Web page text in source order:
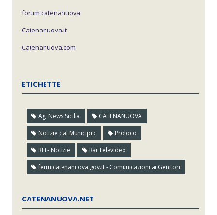
forum catenanuova
Catenanuova.it
Catenanuova.com
ETICHETTE
Agi News Sicilia CATENANUOVA
Notizie dal Municipio Proloco
RFI - Notizie Rai Televideo
fermicatenanuova.gov.it - Comunicazioni ai Genitori
CATENANUOVA.NET